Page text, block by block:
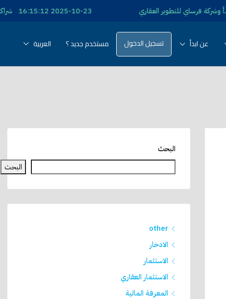
عن ابدأ تسجيل الدخول مستخدم جديد ؟ العربية
البحث
البحث
other
الادخار
الاستثمار
الاستثمار العقاري
المعرفة المالية